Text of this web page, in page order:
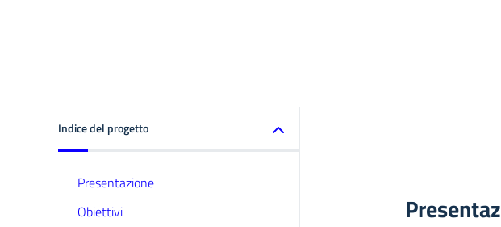
Indice del progetto
Presentazione
Obiettivi